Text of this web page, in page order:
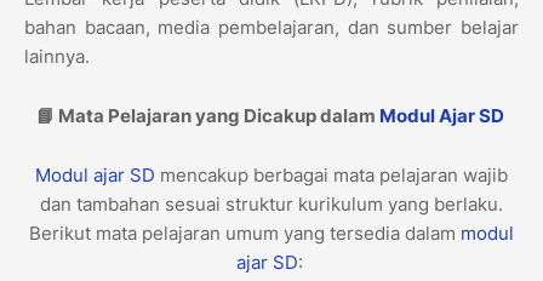
bahan bacaan, media pembelajaran, dan sumber belajar
lainnya.
📘 Mata Pelajaran yang Dicakup dalam Modul AjarSD
Modul ajar SD mencakup berbagai mata pelajaran wajib
dan tambahan sesuai struktur kurikulum yang berlaku.
Berikut mata pelajaran umum yang tersedia dalam modul
ajar SD: